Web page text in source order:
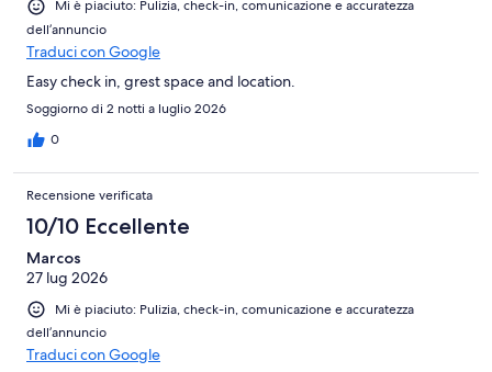
Mi è piaciuto: Pulizia, check-in, comunicazione e accuratezza
dell’annuncio
Traduci con Google
Easy check in, grest space and location.
Soggiorno di 2 notti a luglio 2026
0
Recensione verificata
10/10 Eccellente
Marcos
27 lug 2026
Mi è piaciuto: Pulizia, check-in, comunicazione e accuratezza
dell’annuncio
Traduci con Google